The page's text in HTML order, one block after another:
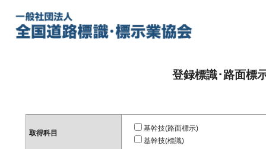
登録標識･路面標
取得科目
基幹技(路面標示)
基幹技(標識)